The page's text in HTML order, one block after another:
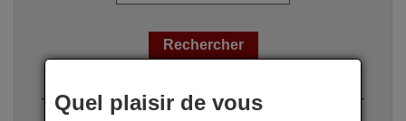
Quel plaisir de vous